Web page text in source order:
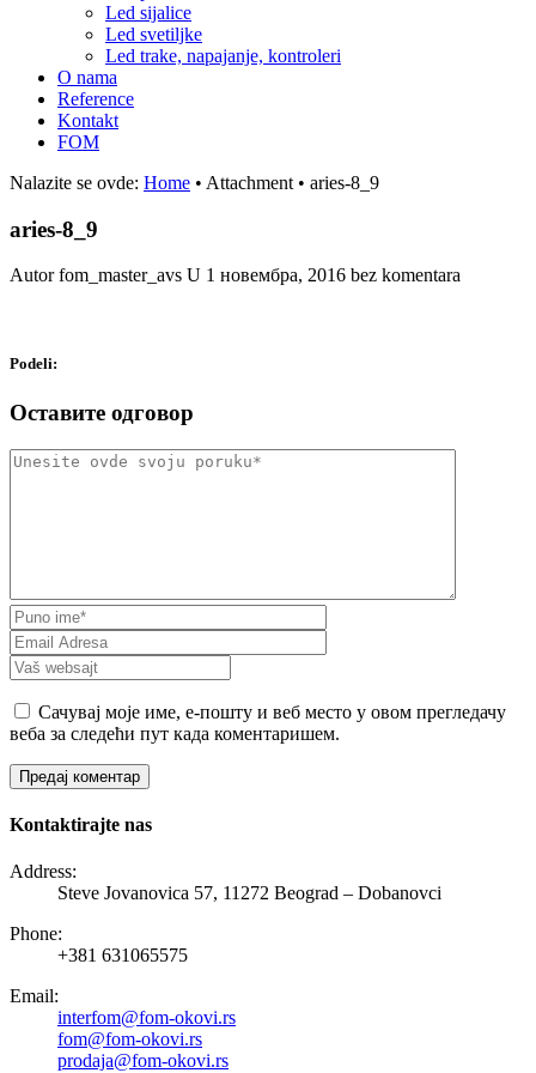
Led sijalice
Led svetiljke
Led trake, napajanje, kontroleri
O nama
Reference
Kontakt
FOM
Nalazite se ovde: Home • Attachment • aries-8_9
aries-8_9
Autor fom_master_avs U 1 новембра, 2016 bez komentara
Podeli:
Оставите одговор
Сачувај моје име, е-пошту и веб место у овом прегледачу
веба за следећи пут када коментаришем.
Kontaktirajte nas
Address:
Steve Jovanovica 57, 11272 Beograd – Dobanovci
Phone:
+381 631065575
Email:
interfom@fom-okovi.rs
fom@fom-okovi.rs
prodaja@fom-okovi.rs